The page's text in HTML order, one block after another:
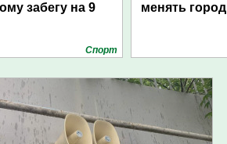
забегу на 9
Спорт
менять город